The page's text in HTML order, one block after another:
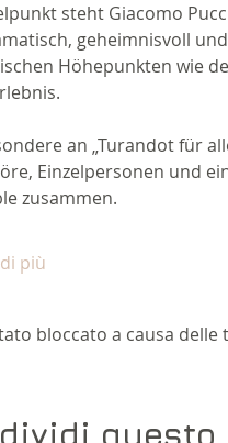
steht Giacomo
geheimnisvoll
Höhepunkten wie
an „Turandot für
Einzelpersonen und
zusammen.
più
bloccato a causa
questo